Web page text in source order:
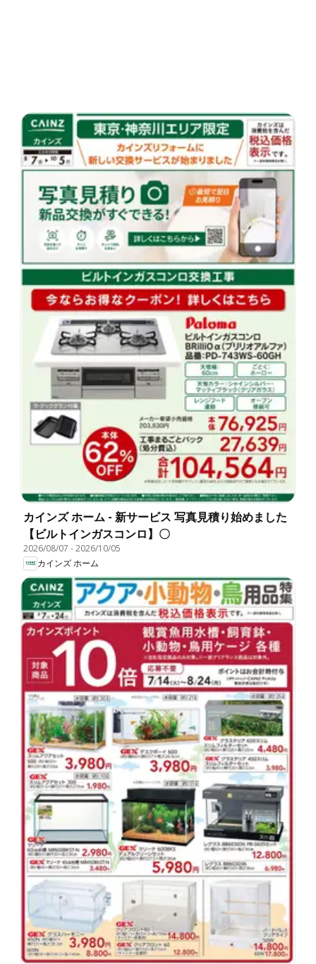
カインズ ホーム - 新サービス 写真見積り始めました
【ビルトインガスコンロ】〇
2026/08/07 -2026/10/05
カインズ ホーム